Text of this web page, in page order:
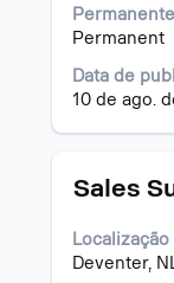
Permanent
Data de
10 de ago.
barra
de
pressionada
para
visualizar
as
informações
dela.
Título
Sales
Localização
Deventer,
Selecione
vaga
com